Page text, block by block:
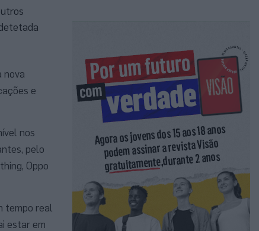
nova
e
nos
pelo
Oppo
tempo real
estar em